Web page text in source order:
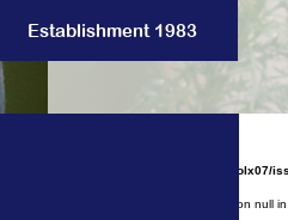
Establishment 1983
/home/tolx07/
: Attempt to read property "name" on null in